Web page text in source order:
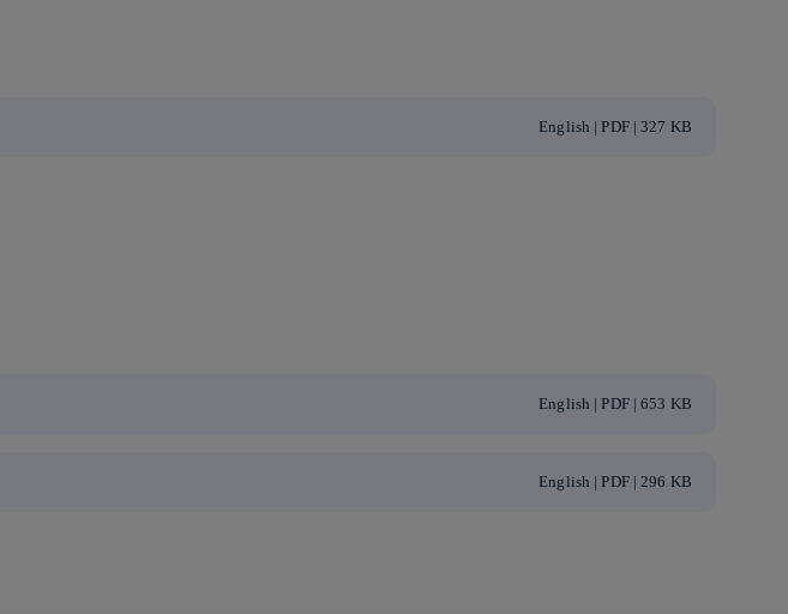
English | PDF | 327 KB
English | PDF | 653 KB
English | PDF | 296 KB